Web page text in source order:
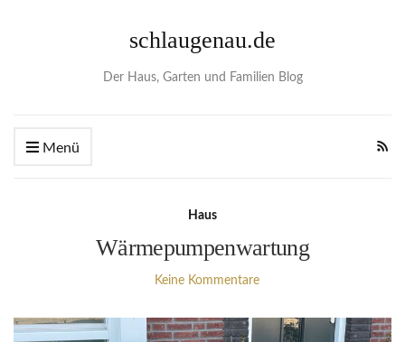
schlaugenau.de
Der Haus, Garten und Familien Blog
Menü
Haus
Wärmepumpenwartung
Keine Kommentare